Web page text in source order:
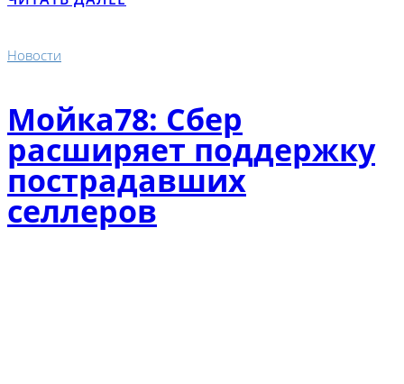
Новости
Мойка78: Сбер
расширяет поддержку
пострадавших
селлеров